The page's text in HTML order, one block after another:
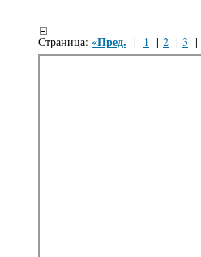
Страница: «Пред. | 1 | 2 | 3 |